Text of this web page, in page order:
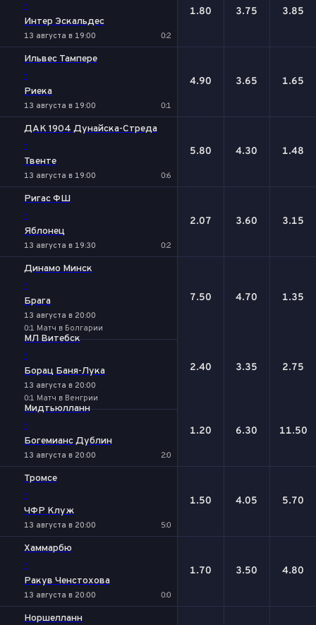
-
Интер Эскальдес
13 августа в 19:00 0:2
1.80 3.75 3.85
Ильвес Тампере
-
Риека
13 августа в 19:00 0:1
4.90 3.65 1.65
ДАК 1904 Дунайска-Стреда
-
Твенте
13 августа в 19:00 0:6
5.80 4.30 1.48
Ригас ФШ
-
Яблонец
13 августа в 19:30 0:2
2.07 3.60 3.15
Динамо Минск
-
Брага
13 августа в 20:00
0:1 Матч в Болгарии
7.50 4.70 1.35
МЛ Витебск
-
Борац Баня-Лука
13 августа в 20:00
0:1 Матч в Венгрии
2.40 3.35 2.75
Мидтьюлланн
-
Богемианс Дублин
13 августа в 20:00 2:0
1.20 6.30 11.50
Тромсе
-
ЧФР Клуж
13 августа в 20:00 5:0
1.50 4.05 5.70
Хаммарбю
-
Ракув Ченстохова
13 августа в 20:00 0:0
1.70 3.50 4.80
Норшелланн